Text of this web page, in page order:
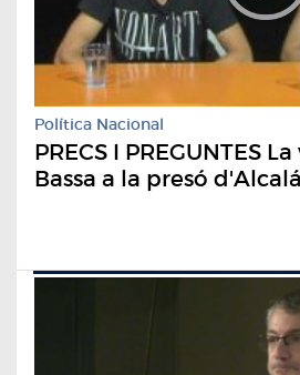
Política Nacional
PRECS I PREGUNTES
Bassa a la presó